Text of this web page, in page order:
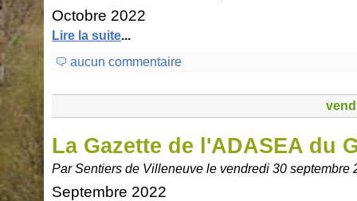
Octobre 2022
Lire la suite...
aucun commentaire
La Gazette de l'ADASEA du
Par Sentiers de Villeneuve le vendredi 30 septembre
Septembre 2022